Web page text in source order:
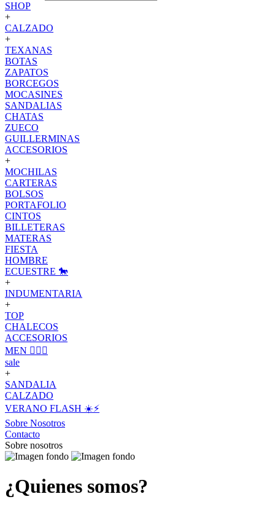
SHOP
+
CALZADO
+
TEXANAS
BOTAS
ZAPATOS
BORCEGOS
MOCASINES
SANDALIAS
CHATAS
ZUECO
GUILLERMINAS
ACCESORIOS
+
MOCHILAS
CARTERAS
BOLSOS
PORTAFOLIO
CINTOS
BILLETERAS
MATERAS
FIESTA
HOMBRE
ECUESTRE 🐎
+
INDUMENTARIA
+
TOP
CHALECOS
ACCESORIOS
MEN 🙋🏽‍♂️
sale
+
SANDALIA
CALZADO
VERANO FLASH ☀️⚡️
Sobre Nosotros
Contacto
Sobre nosotros
¿Quienes somos?